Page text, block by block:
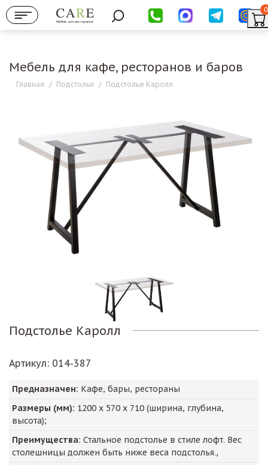
Мебель для ресторанов
0
Мебель для кафе, ресторанов и баров
Главная / Подстолья / Подстолье Каролл
Подстолье Каролл
Артикул: 014-387
Предназначен: Кафе, бары, рестораны
Размеры (мм): 1200 х 570 х 710 (ширина, глубина,
высота);
Преимущества: Стальное подстолье в стиле лофт. Вес
столешницы должен быть ниже веса подстолья.,